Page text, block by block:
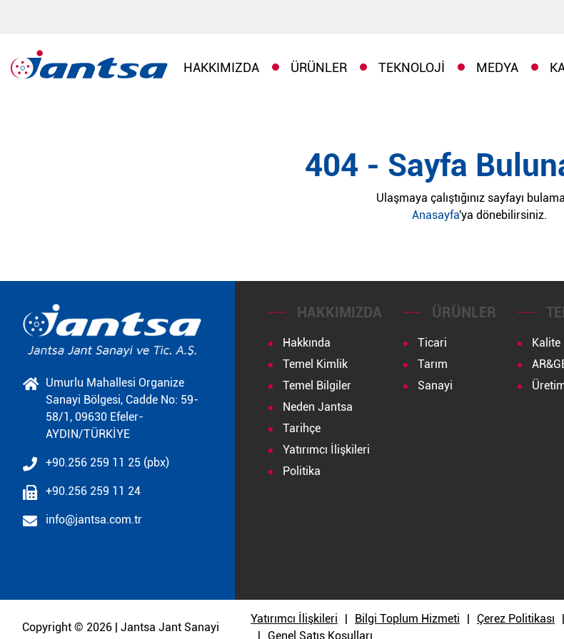
HAKKIMIZDA ÜRÜNLER TEKNOLOJI MEDYA
404 - Sayfa
Ulaşmaya çalıştığınız sayfayı
Anasayfa'ya dönebilirsiniz.
Umurlu Mahallesi Organize
Sanayi Bölgesi, Cadde No: 59-
58/1, 09630 Efeler-
AYDIN/TÜRKİYE
+90.256 259 11 25 (pbx)
+90.256 259 11 24
info@jantsa.com.tr
HAKKIMIZDA
Hakkında
Temel Kimlik
Temel Bilgiler
Neden Jantsa
Tarihçe
Yatırımcı İlişkileri
Politika
ÜRÜNLER
Ticari
Tarım
Sanayi
Kalite
Copyright © 2026 | Jantsa Jant Sanayi
Yatırımcı İlişkileri Bilgi Toplum Hizmeti Çerez Politikası
Genel Satış Koşulları